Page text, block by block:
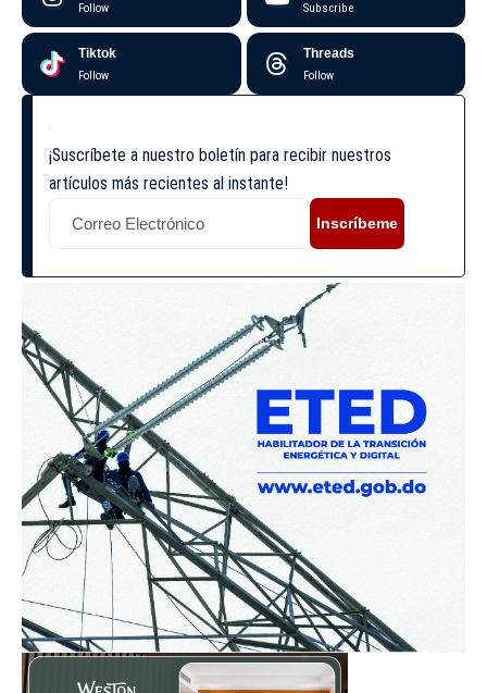
Follow Subscribe
Tiktok
Follow
Threads
Follow
¡Suscríbete a nuestro boletín para recibir nuestros
artículos más recientes al instante!
Inscríbeme